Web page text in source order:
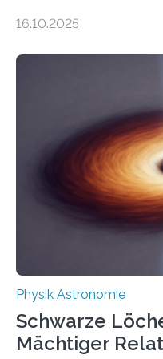
Größenordnung von
Quantenmotoren
Wissenschaftsjournal
die Herleitung. (DOI:
Verbrennungsmotoren
Wärmekraftmaschinen:
Energie in mechanische
ausgedrückt, Wärme in
quantenmechanischen
16.10.2025
Physik Astronomie
Schwarze
Mächtiger